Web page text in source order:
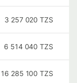
3 257 020 TZS
6 514 040 TZS
16 285 100 TZS